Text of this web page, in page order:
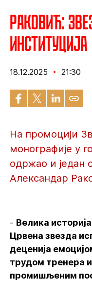
Раковић:
институција
18.12.2025 21:30
На промоцији
монографије у
одржао и један
Александар
- Велика
Црвена звезда
деценија
трудом тренера
промишљеним